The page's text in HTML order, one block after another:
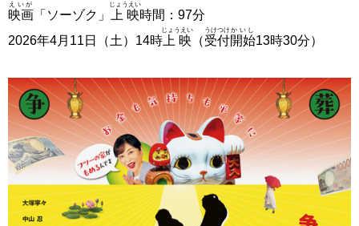
映画
えいが
「ソーゾク」 上映
じょうえい
時間：97分
2026年4月11日（土）14時 上映
じょうえい
（受付
うけつけ
開始
かいし
13時30分）